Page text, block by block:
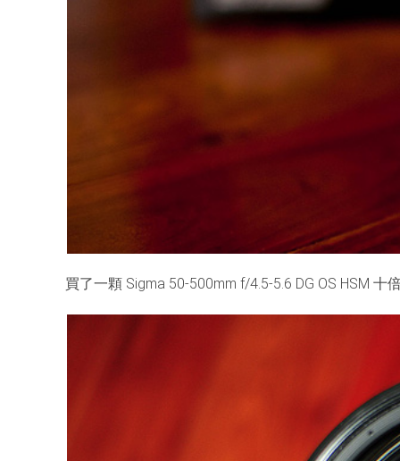
買了一顆 Sigma 50-500mm f/4.5-5.6 DG OS HSM 十